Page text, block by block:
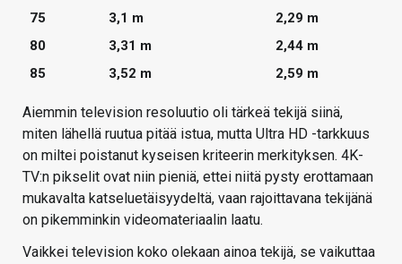
75
3,1 m
2,29 m
80
3,31 m
2,44 m
85
3,52 m 2,59 m
Aiemmin television resoluutio oli tärkeä tekijä siinä,
miten lähellä ruutua pitää istua, mutta Ultra HD -tarkkuus
on miltei poistanut kyseisen kriteerin merkityksen. 4K-
TV:n pikselit ovat niin pieniä, ettei niitä pysty erottamaan
mukavalta katseluetäisyydeltä, vaan rajoittavana tekijänä
on pikemminkin videomateriaalin laatu.
Vaikkei television koko olekaan ainoa tekijä, se vaikuttaa